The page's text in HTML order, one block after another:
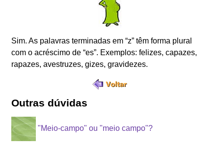
Sim. As palavras terminadas em “z” têm forma plural
com o acréscimo de “es”. Exemplos: felizes, capazes,
rapazes, avestruzes, gizes, gravidezes.
Outras dúvidas
"Meio-campo" ou "meio campo"?